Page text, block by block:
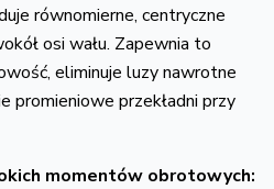
równomierne, centryczne
osi wału. Zapewnia to
eliminuje luzy nawrotne
promieniowe przekładni przy
momentów obrotowych: